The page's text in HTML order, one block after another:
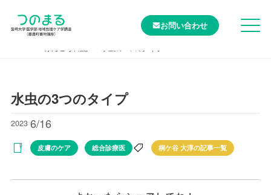
お問い合わせ
水虫の3つのタイプ
2023 6/16
皮膚のケア 総合診療医 桐ケ谷 大淳の記事一覧